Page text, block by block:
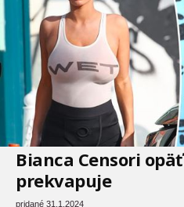
Bianca Censori opäť
prekvapuje
pridané 31.1.2024